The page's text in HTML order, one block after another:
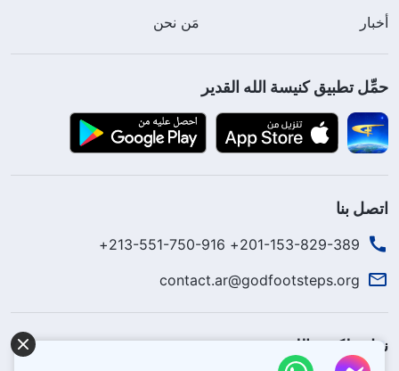
أخبار
مَن نحن
حمِّل تطبيق كنيسة الله القدير
اتصل بنا
201-153-829-389+ 213-551-750-916+
contact.ar@godfootsteps.org
نزل ملكوت الله.